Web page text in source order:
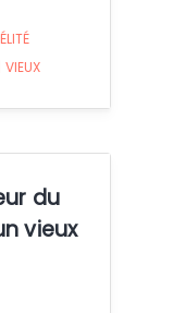
VIEUX
du
vieux